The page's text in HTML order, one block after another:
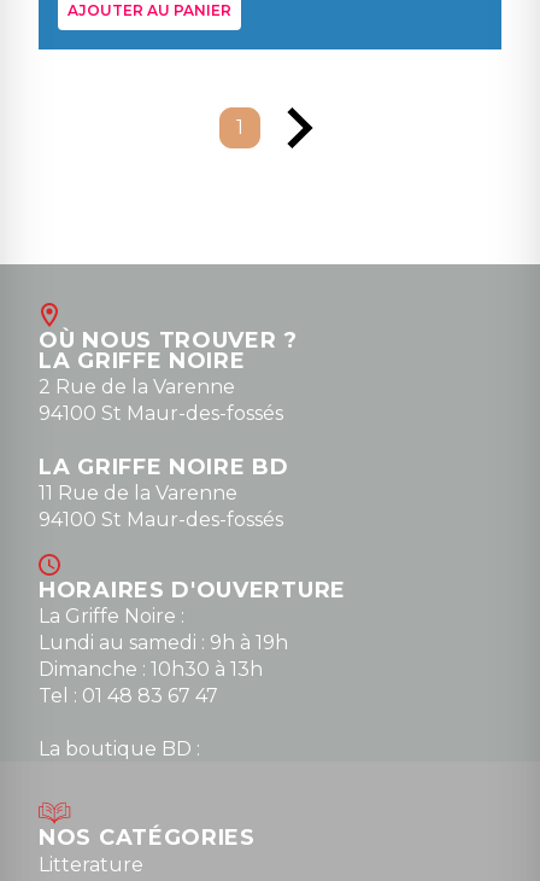
AJOUTER AU PANIER
1
OÙ NOUS TROUVER ?
LA GRIFFE NOIRE
2 Rue de la Varenne
94100 St Maur-des-fossés
LA GRIFFE NOIRE BD
11 Rue de la Varenne
94100 St Maur-des-fossés
HORAIRES D'OUVERTURE
La Griffe Noire :
Lundi au samedi : 9h à 19h
Dimanche : 10h30 à 13h
Tel : 01 48 83 67 47
La boutique BD :
Mardi au samedi : 10h à 13h / 14h à 19h
Dimanche : 10h30 à 12h30
Tel : 01 48 89 13 88
NOS CATÉGORIES
Litterature